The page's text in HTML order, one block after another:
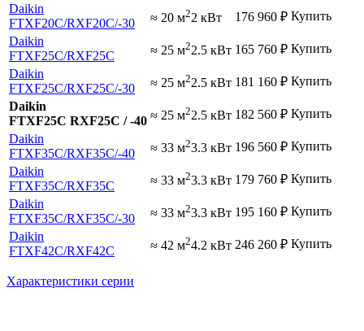
Daikin
FTXF20C/RXF20C/-30 ≈ 20 м22 кВт 176 960 ₽ Купить
Daikin
FTXF25C/RXF25C ≈ 25 м22.5 кВт 165 760 ₽ Купить
Daikin
FTXF25C/RXF25C/-30 ≈ 25 м22.5 кВт 181 160 ₽ Купить
Daikin
FTXF25C RXF25C / -40 ≈ 25 м22.5 кВт 182 560 ₽ Купить
Daikin
FTXF35C/RXF35C/-40 ≈ 33 м23.3 кВт 196 560 ₽ Купить
Daikin
FTXF35C/RXF35C ≈ 33 м23.3 кВт 179 760 ₽ Купить
Daikin
FTXF35C/RXF35C/-30 ≈ 33 м23.3 кВт 195 160 ₽ Купить
Daikin
FTXF42C/RXF42C ≈ 42 м24.2 кВт 246 260 ₽ Купить
Характеристики серии